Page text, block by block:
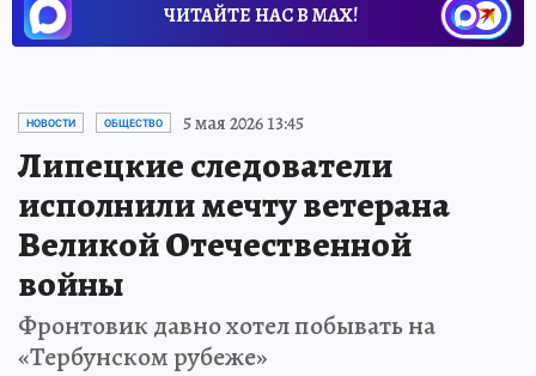
ЧИТАЙТЕ НАС В МАХ!
НОВОСТИ ОБЩЕСТВО 5 мая 2026 13:45
Липецкие следователи
исполнили мечту ветерана
Великой Отечественной
войны
Фронтовик давно хотел побывать на
«Тербунском рубеже»